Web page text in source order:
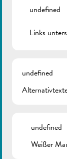
undefined
Links
undefined
undefined
Weißer